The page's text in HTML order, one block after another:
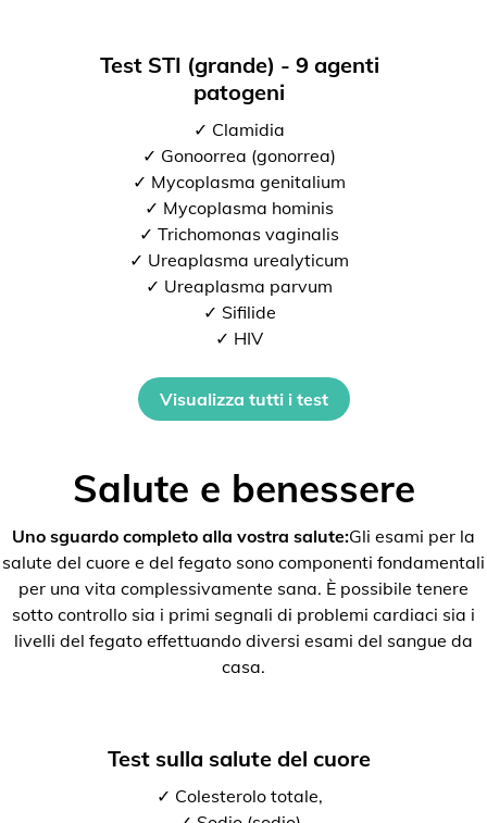
Test STI (grande) - 9 agenti
patogeni
✓ Clamidia
✓ Gonoorrea (gonorrea)
✓ Mycoplasma genitalium
✓ Mycoplasma hominis
✓ Trichomonas vaginalis
✓ Ureaplasma urealyticum
✓ Ureaplasma parvum
✓ Sifilide
✓ HIV
Visualizza tutti i test
Salute e benessere
Uno sguardo completo alla vostra salute:Gli esami per la
salute del cuore e del fegato sono componenti fondamentali
per una vita complessivamente sana. È possibile tenere
sotto controllo sia i primi segnali di problemi cardiaci sia i
livelli del fegato effettuando diversi esami del sangue da
casa.
Test sulla salute del cuore
✓ Colesterolo totale,